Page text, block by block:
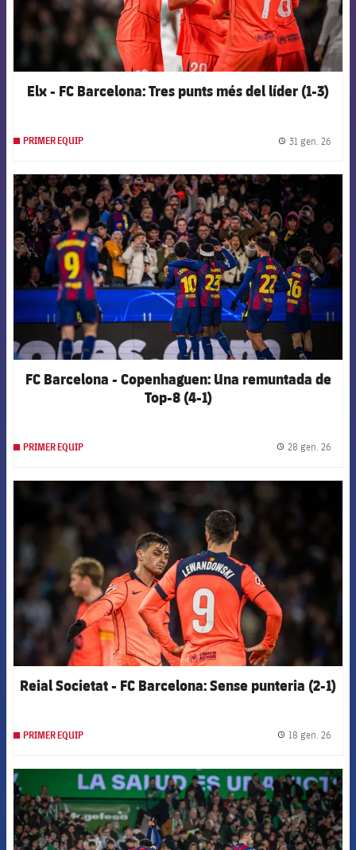
Elx - FC Barcelona: Tres punts més del líder (1-3)
PRIMER EQUIP 31 gen. 26
FCB Barcelona badge
FC Barcelona - Copenhaguen: Una remuntada de
Top-8 (4-1)
PRIMER EQUIP 28 gen. 26
Reial Societat - FC Barcelona: Sense punteria (2-1)
PRIMER EQUIP 18 gen. 26
FCB Barcelona badge